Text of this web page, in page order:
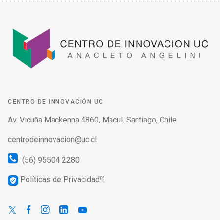
CENTRO DE INNOVACIÓN UC
Av. Vicuña Mackenna 4860, Macul. Santiago, Chile
centrodeinnovacion@uc.cl
(56) 95504 2280
verified_user Políticas de Privacidad